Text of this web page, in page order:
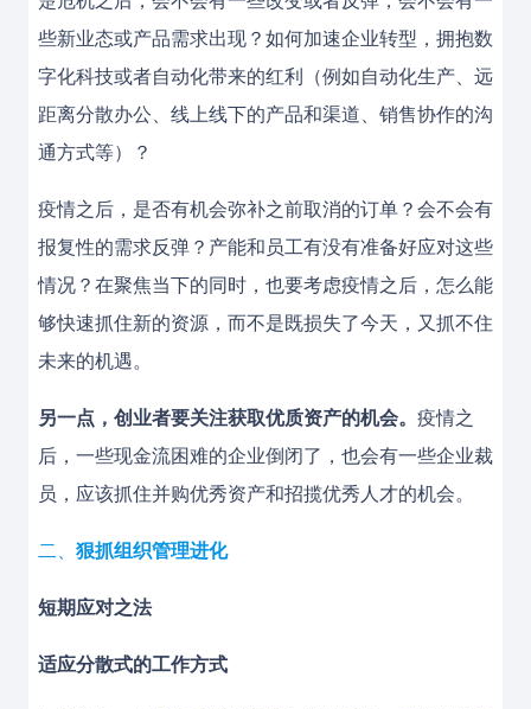
些新业态或产品需求出现？如何加速企业转型，拥抱数
字化科技或者自动化带来的红利（例如自动化生产、远
距离分散办公、线上线下的产品和渠道、销售协作的沟
通方式等）？
疫情之后，是否有机会弥补之前取消的订单？会不会有
报复性的需求反弹？产能和员工有没有准备好应对这些
情况？在聚焦当下的同时，也要考虑疫情之后，怎么能
够快速抓住新的资源，而不是既损失了今天，又抓不住
未来的机遇。
另一点，创业者要关注获取优质资产的机会。 疫情之
后，一些现金流困难的企业倒闭了，也会有一些企业裁
员，应该抓住并购优秀资产和招揽优秀人才的机会。
二、 狠抓组织管理进化
短期应对之法
适应分散式的工作方式